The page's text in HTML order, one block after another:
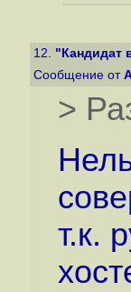
12. "Кандидат
Сообщение от
>
т.к.